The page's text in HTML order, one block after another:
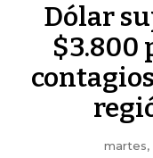
Dólar
$3.800